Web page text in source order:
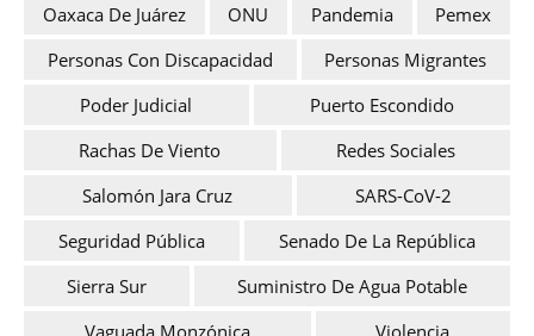
Oaxaca De Juárez
ONU Pandemia
Pemex
Personas Con Discapacidad
Personas Migrantes
Poder Judicial
Puerto Escondido
Rachas De Viento
Redes Sociales
Salomón Jara Cruz
SARS-CoV-2
Seguridad Pública
Senado De La República
Sierra Sur
Suministro De Agua Potable
Vaguada Monzónica
Violencia